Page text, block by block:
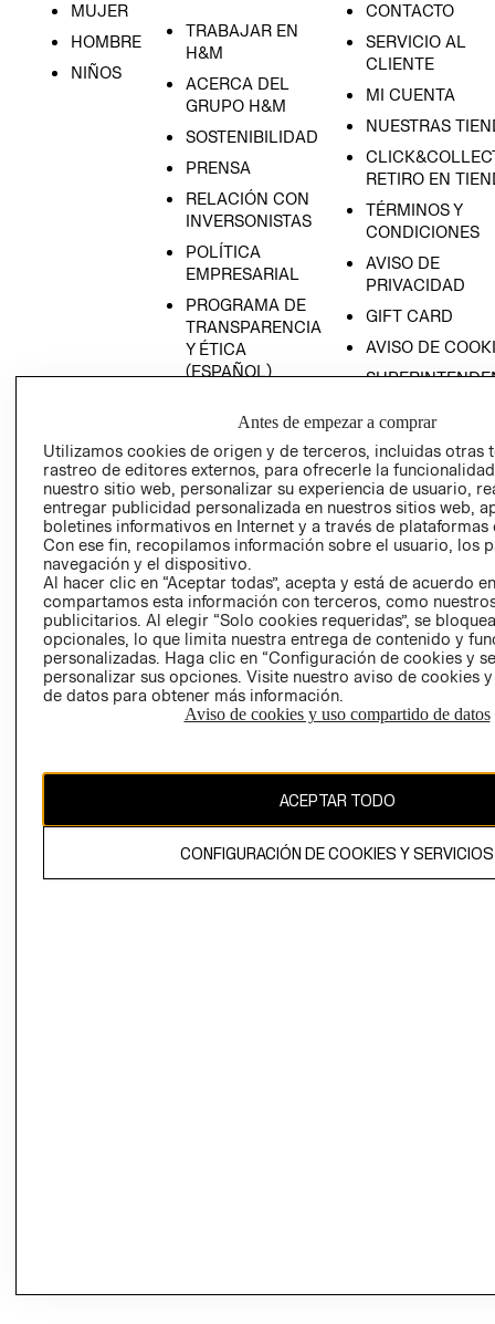
MUJER
HOMBRE
NIÑOS
TRABAJAR EN
H&M
ACERCA DEL
GRUPO H&M
SOSTENIBILIDAD
PRENSA
RELACIÓN CON
INVERSONISTAS
POLÍTICA
EMPRESARIAL
PROGRAMA DE
TRANSPARENCIA
Y ÉTICA
(ESPAÑOL)
TRANSPARENCIA
Y ÉTICA (INGLÉS)
CONTACTO
SERVICIO AL
CLIENTE
MI CUENTA
NUESTRAS
RETIRO EN
TÉRMINOS Y
CONDICIONES
AVISO DE
PRIVACIDAD
GIFT CARD
AVISO DE
COMERCIO - SIC
PETICIONES
QUEJAS Y
RECLAMOS
Colombia ($)
CAMBIAR REGIÓN
propiedad de H&M Hennes & Mauritz AB.
Antes de empezar a comprar
Utilizamos cookies de origen y de terceros, incluidas otras
rastreo de editores externos, para ofrecerle la
nuestro sitio web, personalizar su experiencia de usuario,
entregar publicidad personalizada en nuestros sitios web,
boletines informativos en Internet y a través de plataformas
Con ese fin, recopilamos información sobre el usuario, los
navegación y el dispositivo.
Al hacer clic en “Aceptar todas”, acepta y está de acuerdo
compartamos esta información con terceros, como
publicitarios. Al elegir “Solo cookies requeridas”, se
opcionales, lo que limita nuestra entrega de contenido y
personalizadas. Haga clic en “Configuración de cookies y
personalizar sus opciones. Visite nuestro aviso de cookies
de datos para obtener más información.
Aviso de cookies y uso compartido de datos
ACEPTAR TODO
CONFIGURACIÓN DE COOKIES Y SERVICIOS